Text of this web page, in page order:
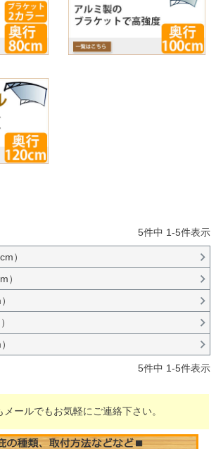
5件中 1-5件表示
）
）
5件中 1-5件表示
メールでもお気軽にご連絡下さい。